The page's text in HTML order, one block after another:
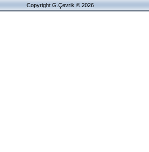
Copyright G.Çevrik © 2026